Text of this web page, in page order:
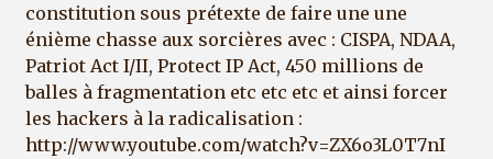
constitution sous prétexte de faire une une
énième chasse aux sorcières avec : CISPA, NDAA,
Patriot Act I/II, Protect IP Act, 450 millions de
balles à fragmentation etc etc etc et ainsi forcer
les hackers à la radicalisation :
http://www.youtube.com/watch?v=ZX6o3L0T7nI